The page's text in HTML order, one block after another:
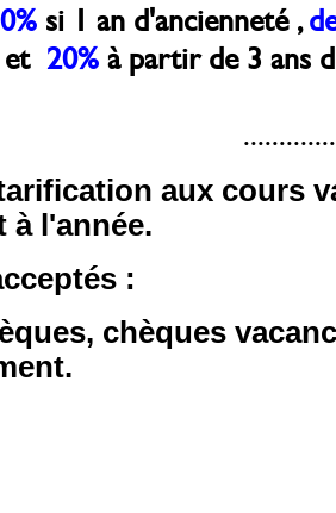
si 1 an d'ancienneté ,
20% à partir de 3 ans
.
aux cours
à l'année.
:
chèques